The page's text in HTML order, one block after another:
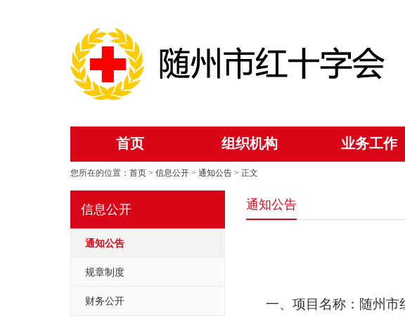
首页 组织机构 业务工作
您所在的位置： 首页 > 信息公开 > 通知公告 > 正文
信息公开
通知公告
规章制度
财务公开
通知公告
一、 项目名称：随州市